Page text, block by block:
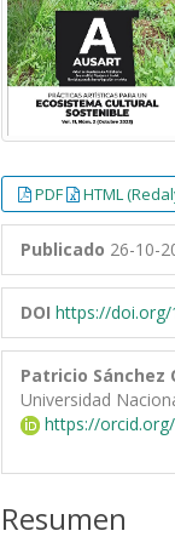
PDF HTML
Publicado 26-10-
DOI https://doi.org/
Patricio Sánchez
Universidad
https://
Resumen